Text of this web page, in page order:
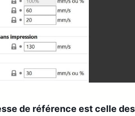
de référence est celle des